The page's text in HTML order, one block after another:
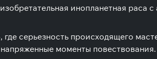
инопланетная раса
серьезность происходящего
моменты повествования.